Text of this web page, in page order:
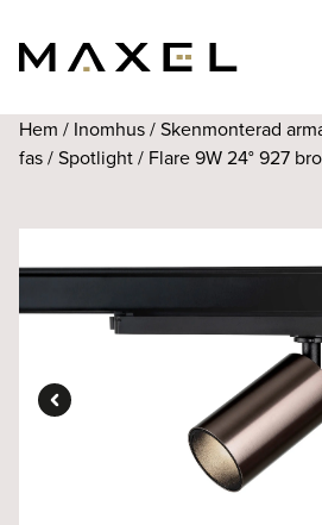
Hem / Inomhus/Skenmonterad
fas/Spotlight/ Flare 9W 24° 927